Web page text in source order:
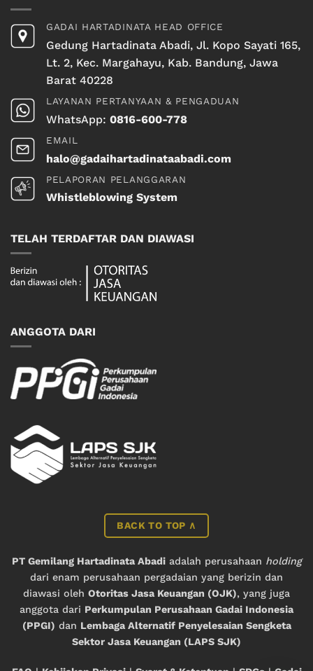
GADAI HARTADINATA HEAD OFFICE
Gedung Hartadinata Abadi, Jl. Kopo Sayati 165,
Lt. 2, Kec. Margahayu, Kab. Bandung, Jawa
Barat 40228
LAYANAN PERTANYAAN & PENGADUAN
WhatsApp: 0816-600-778
EMAIL
halo@gadaihartadinataabadi.com
PELAPORAN PELANGGARAN
Whistleblowing System
TELAH TERDAFTAR DAN DIAWASI
ANGGOTA DARI
BACK TO TOP ∧
PT Gemilang Hartadinata Abadiadalah perusahaan holding
dari enam perusahaan pergadaian yang berizin dan
diawasi oleh Otoritas Jasa Keuangan (OJK), yang juga
anggota dari Perkumpulan Perusahaan Gadai Indonesia
(PPGI) dan Lembaga Alternatif Penyelesaian Sengketa
Sektor Jasa Keuangan (LAPS SJK)